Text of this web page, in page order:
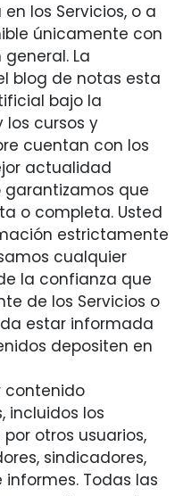
los Servicios, o a
únicamente con
La
blog de notas esta
bajo la
los cursos y
cuentan con los
actualidad
garantizamos que
o completa. Usted
estrictamente
cualquier
la confianza que
de los Servicios o
estar informada
depositen en
contenido
incluidos los
otros usuarios,
sindicadores,
Todas las